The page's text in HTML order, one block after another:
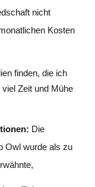
nicht
Kosten
finden, die ich
Zeit und Mühe
Die
Owl wurde als zu